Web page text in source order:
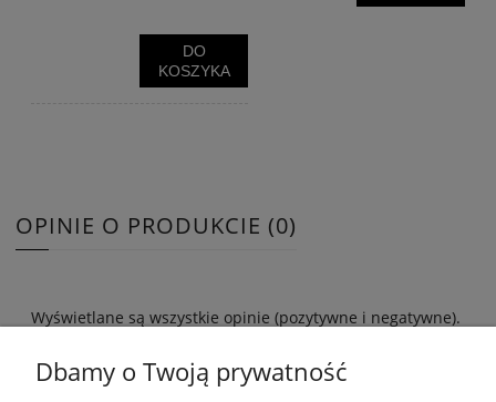
DO
KOSZYKA
OPINIE O PRODUKCIE (0)
Wyświetlane są wszystkie opinie (pozytywne i negatywne).
Dbamy o Twoją prywatność